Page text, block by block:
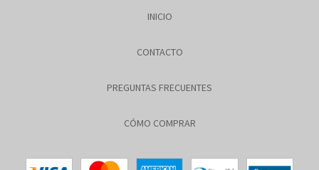
INICIO
CONTACTO
PREGUNTAS FRECUENTES
CÓMO COMPRAR